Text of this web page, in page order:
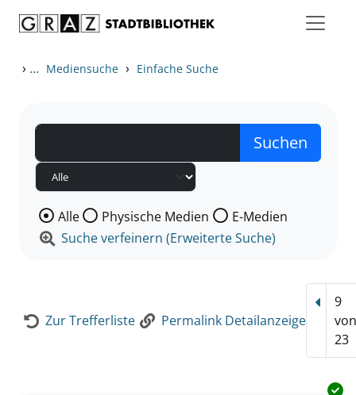
› ... Mediensuche › Einfache Suche
Wählen Sie die Medienart nach der Sie suchen wollen.
Alle Physische Medien
E-Medien
Suche verfeinern (Erweiterte Suche)
Zur Trefferliste Permalink Detailanzeige
9
23